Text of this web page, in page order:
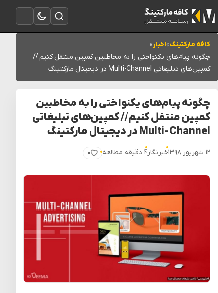
باز کردن منو
تغییر به حالت تاریک
باز کردن جستجو
کافه مارکتینگ»اخبار»
چگونه پیام‌های یکنواختی را به مخاطبین کمپین منتقل کنیم //
کمپین‌های تبلیغاتی Multi-Channel در دیجیتال مارکتینگ
چگونه پیام‌های یکنواختی را به مخاطبین
کمپین منتقل کنیم // کمپین‌های تبلیغاتی
Multi-Channel در دیجیتال مارکتینگ
۱۲ شهریور ۱۳۹۸ خبرنگار۴ دقیقه مطالعه ۰
پسندیدن